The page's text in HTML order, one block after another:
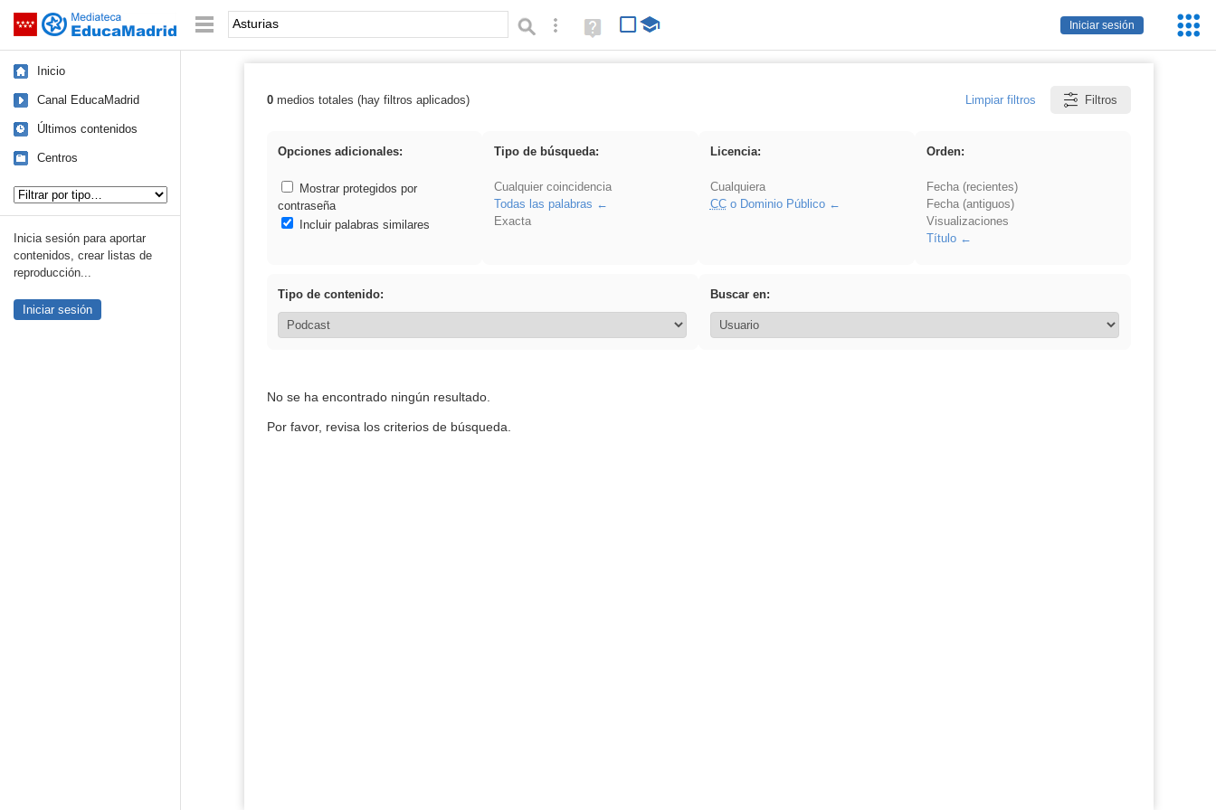
Saltar navegación
Iniciar sesión
Palabra o frase: Búsqueda avanzada
Ayuda
(en
Inicio
Canal EducaMadrid
Últimos contenidos
Centros
Inicia sesión para aportar
contenidos, crear listas de
reproducción...
Iniciar sesión
Resultados de: Asturias
0medios totales (hay filtros aplicados) Limpiar filtros Filtros
Opciones adicionales:
Mostrar protegidos por
contraseña
Incluir palabras similares
Tipo de búsqueda:
Cualquier coincidencia
Todas las palabras
Exacta
Licencia:
Cualquiera
CCo Dominio Público
Orden:
Fecha (recientes)
Fecha (antiguos)
Visualizaciones
Título
Tipo de contenido: Buscar en:
No se ha encontrado ningún resultado.
Por favor, revisa los criterios de búsqueda.